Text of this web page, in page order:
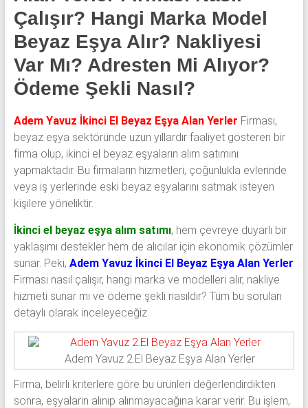
Çalışır? Hangi Marka Model
Beyaz Eşya Alır? Nakliyesi
Var Mı? Adresten Mi Alıyor?
Ödeme Şekli Nasıl?
Adem Yavuz İkinci El Beyaz Eşya Alan Yerler Firması,
beyaz eşya sektöründe uzun yıllardır faaliyet gösteren bir
firma olup, ikinci el beyaz eşyaların alım satımını
yapmaktadır. Bu firmaların hizmetleri, çoğunlukla evlerinde
veya iş yerlerinde eski beyaz eşyalarını satmak isteyen
kişilere yöneliktir.
İkinci el beyaz eşya alım satımı, hem çevreye duyarlı bir
yaklaşımı destekler hem de alıcılar için ekonomik çözümler
sunar. Peki, Adem Yavuz İkinci El Beyaz Eşya Alan Yerler
Firması nasıl çalışır, hangi marka ve modelleri alır, nakliye
hizmeti sunar mı ve ödeme şekli nasıldır? Tüm bu soruları
detaylı olarak inceleyeceğiz.
Adem Yavuz 2.El Beyaz Eşya Alan Yerler
Firma, belirli kriterlere göre bu ürünleri değerlendirdikten
sonra, eşyaların alınıp alınmayacağına karar verir. Bu işlem,